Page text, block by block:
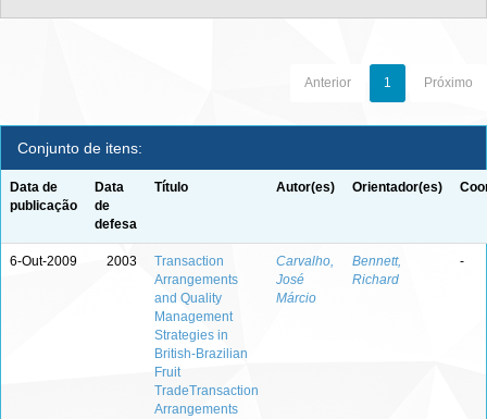
Anterior 1 Próximo
Conjunto de itens:
Data de
publicação
Data
de
defesa
Título Autor(es) Orientador(es)
6-Out-2009 2003
Transaction
Arrangements
and Quality
Management
Strategies in
British-Brazilian
Fruit
TradeTransaction
Arrangements
Carvalho,
José
Márcio
Bennett,
Richard
-